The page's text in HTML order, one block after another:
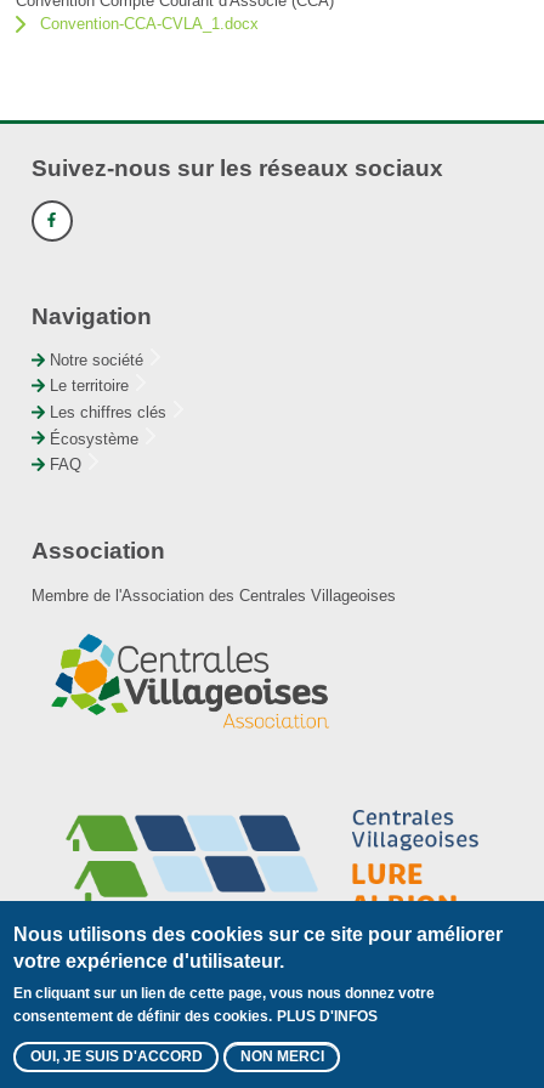
Convention-CCA-CVLA_1.docx
Suivez-nous sur les réseaux sociaux
Navigation
Notre société
Le territoire
Les chiffres clés
Écosystème
FAQ
Association
Membre de l'Association des Centrales Villageoises
Pied
de
Plan du site Mentions légales
© 2018 Centrales Villageoises
Nous utilisons des cookies sur ce site pour améliorer
votre expérience d'utilisateur.
En cliquant sur un lien de cette page, vous nous donnez votre
consentement de définir des cookies. PLUS D'INFOS
OUI, JE SUIS D'ACCORD NON MERCI